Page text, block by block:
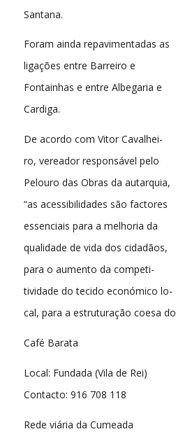
Santana.
Foram ainda repavimentadas as
ligações entre Barreiro e
Fontainhas e entre Albegaria e
Cardiga.
De acordo com Vitor Cavalhei-
ro, vereador responsável pelo
Pelouro das Obras da autarquia,
“as acessibilidades são factores
essenciais para a melhoria da
qualidade de vida dos cidadãos,
para o aumento da competi-
tividade do tecido económico lo-
cal, para a estruturação coesa do
Café Barata
Local: Fundada (Vila de Rei)
Contacto: 916 708 118
Rede viária da Cumeada